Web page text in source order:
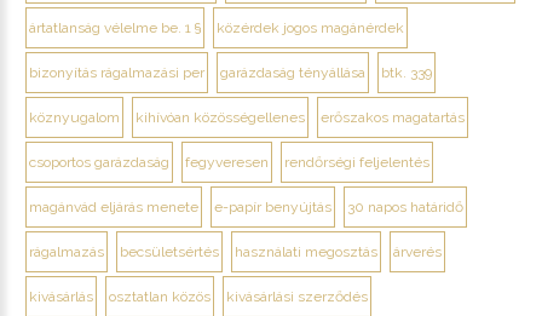
ártatlanság vélelme be. 1 § közérdek jogos magánérdek
bizonyítás rágalmazási per garázdaság tényállása btk. 339
köznyugalom kihívóan közösségellenes erőszakos magatartás
csoportos garázdaság fegyveresen rendőrségi feljelentés
magánvád eljárás menete e-papír benyújtás 30 napos határidő
rágalmazás becsületsértés használati megosztás árverés
kivásárlás osztatlan közös kivásárlási szerződés